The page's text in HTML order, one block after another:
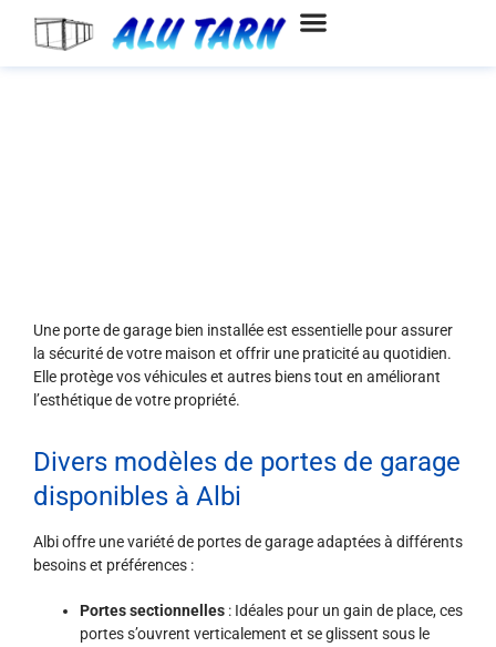
Une porte de garage bien installée est essentielle pour assurer
la sécurité de votre maison et offrir une praticité au quotidien.
Elle protège vos véhicules et autres biens tout en améliorant
l’esthétique de votre propriété.
Divers modèles de portes de garage
disponibles à Albi
Albi offre une variété de portes de garage adaptées à différents
besoins et préférences :
Portes sectionnelles : Idéales pour un gain de place, ces
portes s’ouvrent verticalement et se glissent sous le